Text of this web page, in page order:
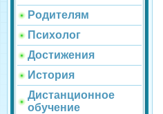
Родителям
Психолог
Достижения
История
Дистанционное
обучение